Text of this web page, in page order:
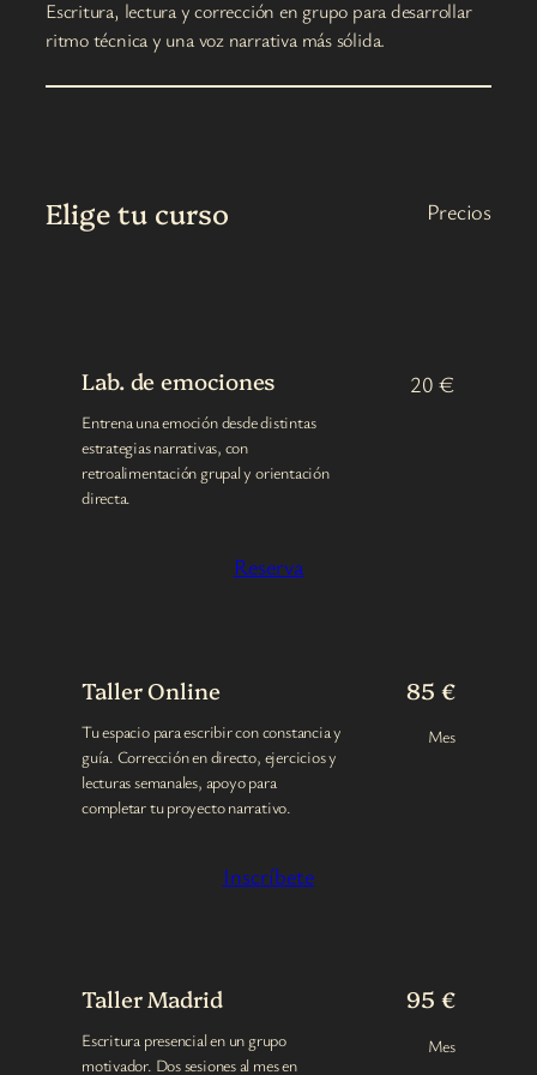
Escritura, lectura y corrección en grupo para desarrollar
ritmo técnica y una voz narrativa más sólida.
Elige tu curso Precios
Lab. de emociones
Entrena una emoción desde distintas
estrategias narrativas, con
retroalimentación grupal y orientación
directa.
20 €
Reserva
Taller Online
Tu espacio para escribir con constancia y
guía. Corrección en directo, ejercicios y
lecturas semanales, apoyo para
completar tu proyecto narrativo.
85 €
Mes
Inscríbete
Taller Madrid
Escritura presencial en un grupo
motivador. Dos sesiones al mes en
95 €
Mes